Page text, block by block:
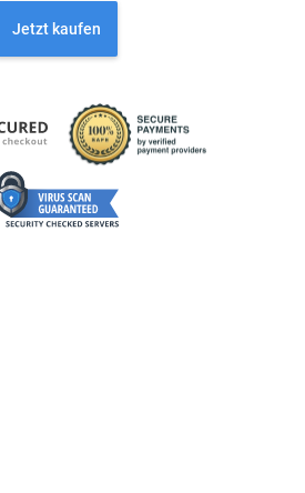
Jetzt kaufen